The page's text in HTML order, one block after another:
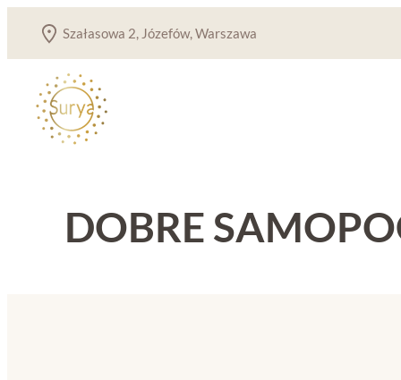
Szałasowa 2, Józefów, Warszawa
DOBRE